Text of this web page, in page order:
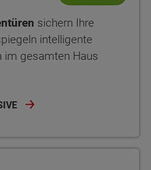
sichern Ihre
intelligente
im gesamten Haus